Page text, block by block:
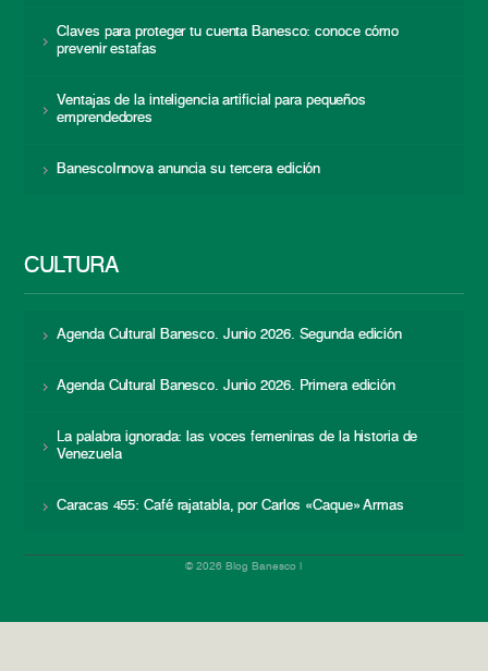
Claves para proteger tu cuenta Banesco: conoce cómo
prevenir estafas
Ventajas de la inteligencia artificial para pequeños
emprendedores
BanescoInnova anuncia su tercera edición
CULTURA
Agenda Cultural Banesco. Junio 2026. Segunda edición
Agenda Cultural Banesco. Junio 2026. Primera edición
La palabra ignorada: las voces femeninas de la historia de
Venezuela
Caracas 455: Café rajatabla, por Carlos «Caque» Armas
© 2026 Blog Banesco |